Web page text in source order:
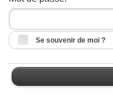
Se souvenir de moi ?